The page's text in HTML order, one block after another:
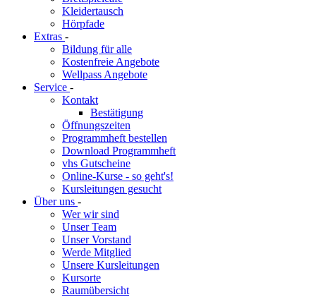
Kleidertausch
Hörpfade
Extras -
Bildung für alle
Kostenfreie Angebote
Wellpass Angebote
Service -
Kontakt
Bestätigung
Öffnungszeiten
Programmheft bestellen
Download Programmheft
vhs Gutscheine
Online-Kurse - so geht's!
Kursleitungen gesucht
Über uns -
Wer wir sind
Unser Team
Unser Vorstand
Werde Mitglied
Unsere Kursleitungen
Kursorte
Raumübersicht